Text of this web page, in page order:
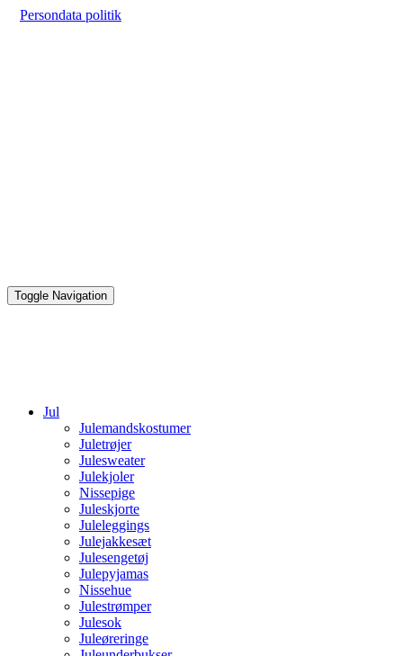
Persondata politik
Toggle Navigation
Jul
Julemandskostumer
Juletrøjer
Julesweater
Julekjoler
Nissepige
Juleskjorte
Juleleggings
Julejakkesæt
Julesengetøj
Julepyjamas
Nissehue
Julestrømper
Julesok
Juleøreringe